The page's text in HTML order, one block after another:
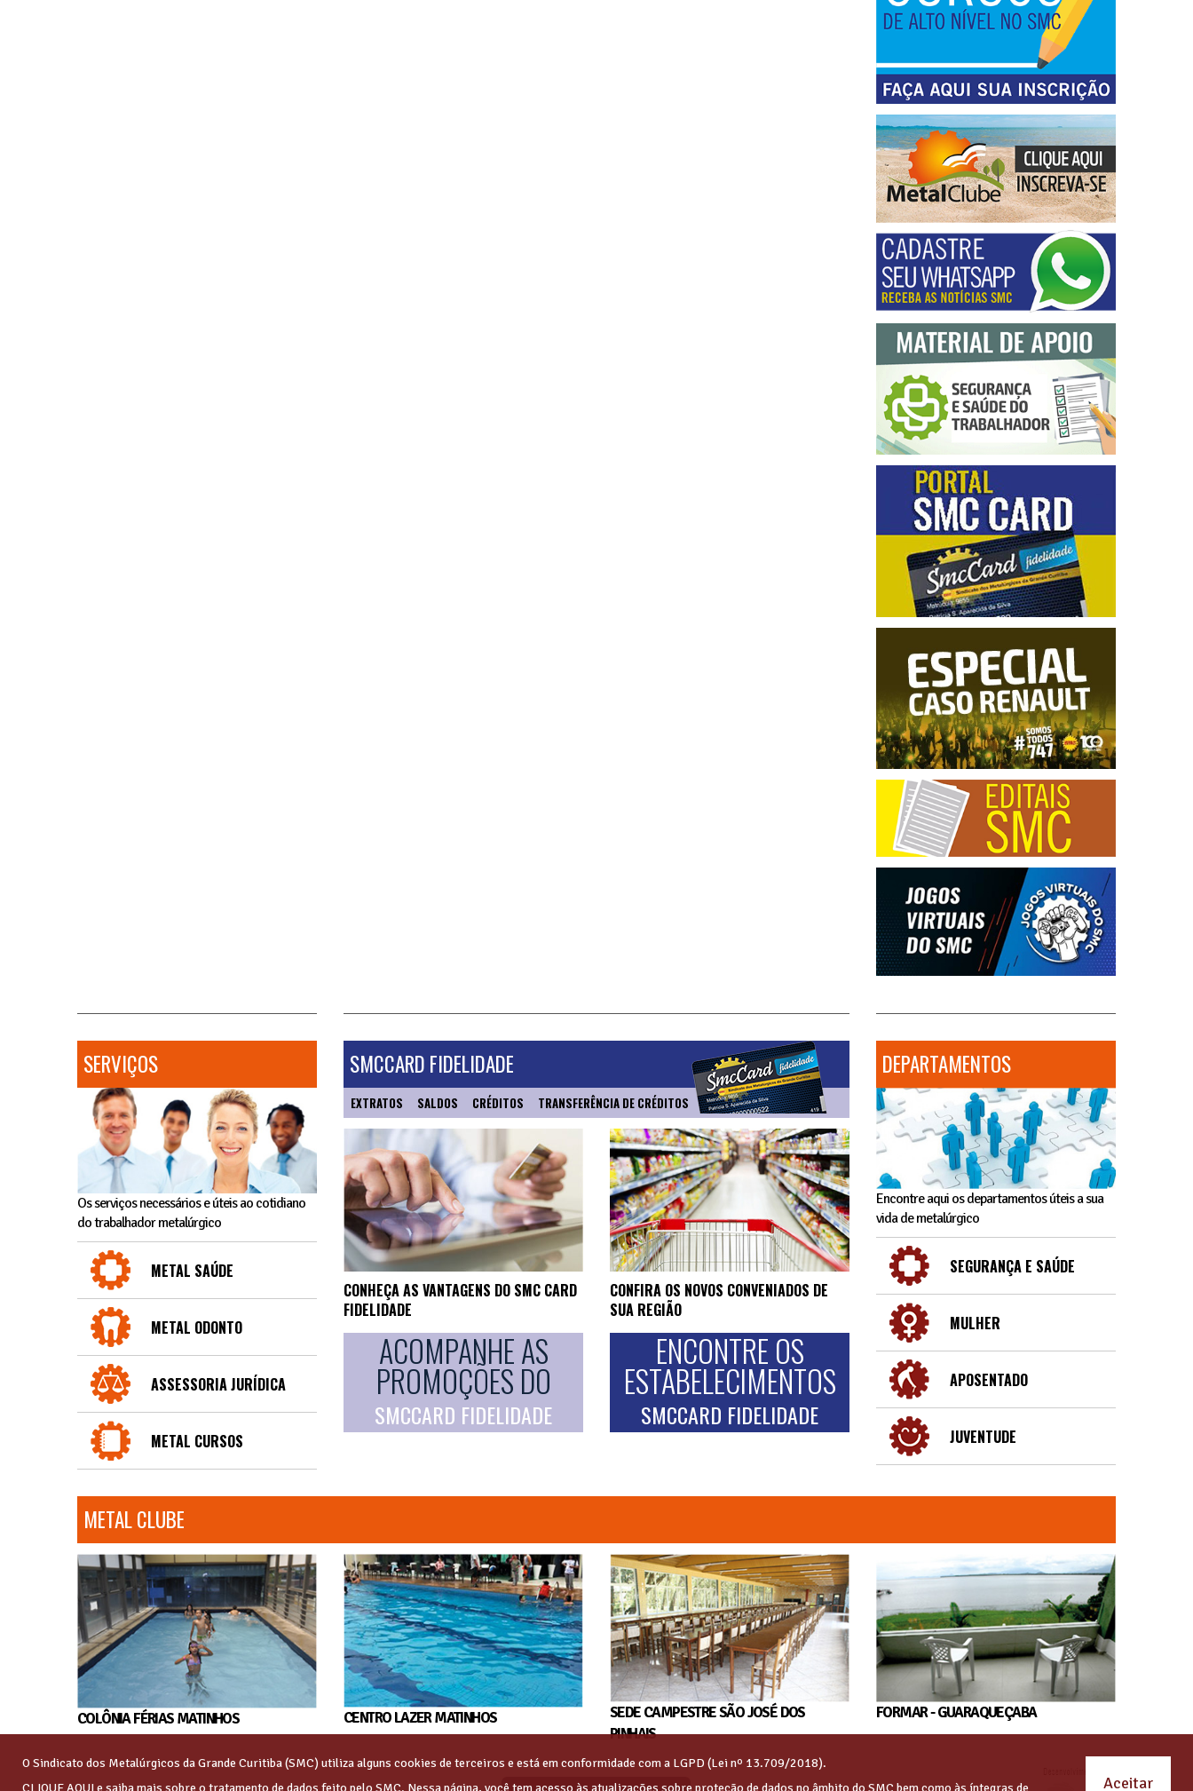
SERVIÇOS
Os serviços necessários e úteis ao cotidiano
do trabalhador metalúrgico
METAL SAÚDE
METAL ODONTO
ASSESSORIA JURÍDICA
METAL CURSOS
SMCCARD FIDELIDADE
EXTRATOS SALDOS CRÉDITOS TRANSFERÊNCIA DE CRÉDITOS
CONHEÇA AS VANTAGENS DO SMC CARD
FIDELIDADE
ACOMPANHE AS
PROMOÇÕES DO
SMCCARD FIDELIDADE
CONFIRA OS NOVOS CONVENIADOS DE
SUA REGIÃO
ENCONTRE OS
ESTABELECIMENTOS
SMCCARD FIDELIDADE
DEPARTAMENTOS
Encontre aqui os departamentos úteis a sua
vida de metalúrgico
SEGURANÇA E SAÚDE
MULHER
APOSENTADO
JUVENTUDE
METAL CLUBE
COLÔNIA FÉRIAS MATINHOS CENTRO LAZER MATINHOS
SEDE CAMPESTRE SÃO JOSÉ DOS
PINHAIS
FORMAR - GUARAQUEÇABA
O Sindicato dos Metalúrgicos da Grande Curitiba (SMC) utiliza alguns cookies de terceiros e está em conformidade com a LGPD (Lei nº 13.709/2018).
CLIQUE AQUIe saiba mais sobre o tratamento de dados feito pelo SMC. Nessa página, você tem acesso às atualizações sobre proteção de dados no âmbito do SMC bem como às íntegras de Aceitar